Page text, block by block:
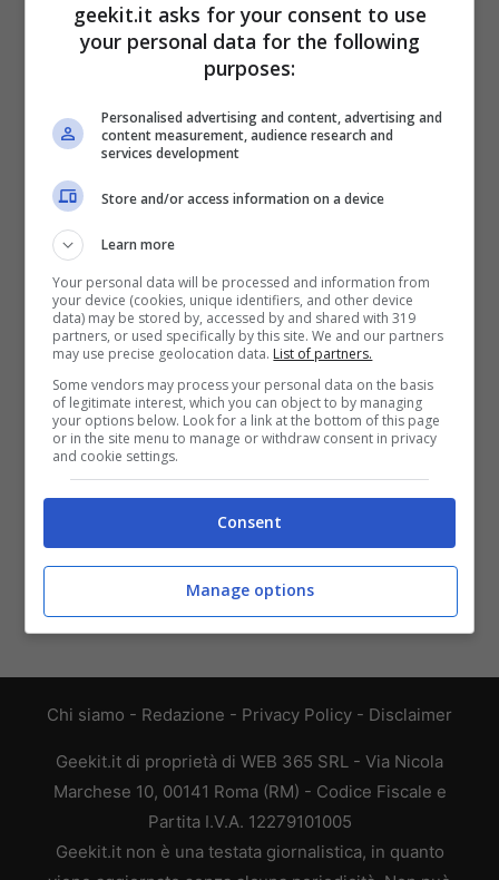
perduti in discarica
Quest 3 e 3S!
iPhone SE 4: design
crescita?
iPhone: Safari o Chrome?
Quale browser scegliere e
perché
Rivoluzione WhatsApp:
preparata a un’esperienza
completamente nuova,
arriva il nuovo
aggiornamento
Meno multe e più
sicurezza: Android Auto,
la soluzione per usare il
cellulare in auto
Chi siamo - Redazione - Privacy Policy - Disclaimer
Geekit.it di proprietà di WEB 365 SRL - Via Nicola
Marchese 10, 00141 Roma (RM) - Codice Fiscale e
Partita I.V.A. 12279101005
Geekit.it non è una testata giornalistica, in quanto
geekit.it asks for your consent to use
your personal data for the following
purposes:
Personalised advertising and content, advertising and
content measurement, audience research and
services development
Store and/or access information on a device
Learn more
Your personal data will be processed and information from
your device (cookies, unique identifiers, and other device
data) may be stored by, accessed by and shared with 319
partners, or used specifically by this site. We and our partners
may use precise geolocation data. List of partners.
Some vendors may process your personal data on the basis
of legitimate interest, which you can object to by managing
your options below. Look for a link at the bottom of this page
or in the site menu to manage or withdraw consent in privacy
and cookie settings.
Consent
Manage options